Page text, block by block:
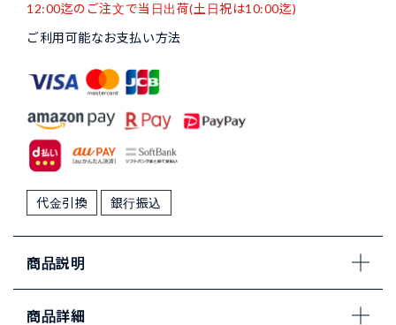
12:00迄のご注文で当日出荷(土日祝は10:00迄)
ご利用可能なお支払い方法
代金引換 銀行振込
商品説明
商品詳細